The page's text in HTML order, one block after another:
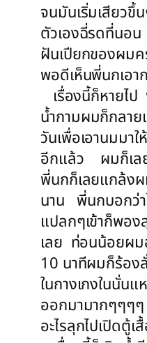
จนมันเริ่มเสียวขึ้
ตัวเองฉี่รดที่นอ
ฝันเปียกของผม
พอดีเห็นพี่นกเอา
เรื่องนี้ก็หายไ
น้ำกามผมก็กลา
วันเพื่อเอานมมา
อีกแล้ว ผมก็เลย
พี่นกก็เลยแกล้ง
นาน พี่นกบอกว่า
แปลกๆเข้าก็พอ
เลย ท่อนน้อยผม
10 นาทีผมก็ร้อง
ในกางเกงในนั่น
ออกมามากๆๆๆ
อะไรลุกไปเปิดตู้